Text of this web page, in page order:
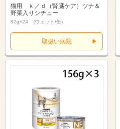
猫用 ｋ／ｄ（腎臓ケア）ツナ＆
野菜入りシチュー
82g×24 (ウェット/缶)
取扱い病院